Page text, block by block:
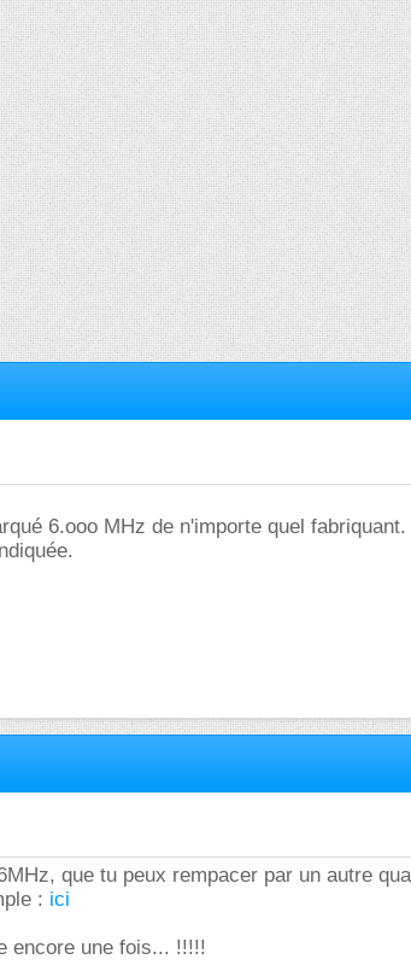
6.ooo MHz de n'importe quel fabriquant.
que tu peux rempacer par un autre
: ici
encore une fois... !!!!!